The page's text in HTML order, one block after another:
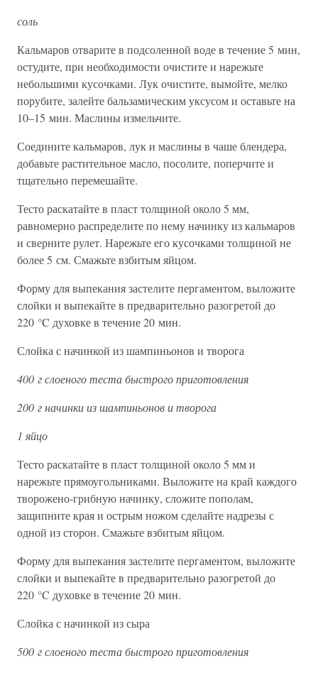
соль
Кальмаров отварите в подсоленной воде в течение 5 мин,
остудите, при необходимости очистите и нарежьте
небольшими кусочками. Лук очистите, вымойте, мелко
порубите, залейте бальзамическим уксусом и оставьте на
10–15 мин. Маслины измельчите.
Соедините кальмаров, лук и маслины в чаше блендера,
добавьте растительное масло, посолите, поперчите и
тщательно перемешайте.
Тесто раскатайте в пласт толщиной около 5 мм,
равномерно распределите по нему начинку из кальмаров
и сверните рулет. Нарежьте его кусочками толщиной не
более 5 см. Смажьте взбитым яйцом.
Форму для выпекания застелите пергаментом, выложите
слойки и выпекайте в предварительно разогретой до
220 °C духовке в течение 20 мин.
Слойка с начинкой из шампиньонов и творога
400 г слоеного теста быстрого приготовления
200 г начинки из шампиньонов и творога
1 яйцо
Тесто раскатайте в пласт толщиной около 5 мм и
нарежьте прямоугольниками. Выложите на край каждого
творожено-грибную начинку, сложите пополам,
защипните края и острым ножом сделайте надрезы с
одной из сторон. Смажьте взбитым яйцом.
Форму для выпекания застелите пергаментом, выложите
слойки и выпекайте в предварительно разогретой до
220 °C духовке в течение 20 мин.
Слойка с начинкой из сыра
500 г слоеного теста быстрого приготовления